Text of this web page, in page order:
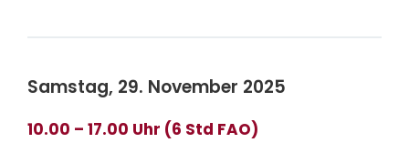
Samstag, 29. November 2025
10.00 – 17.00 Uhr (6 Std FAO)